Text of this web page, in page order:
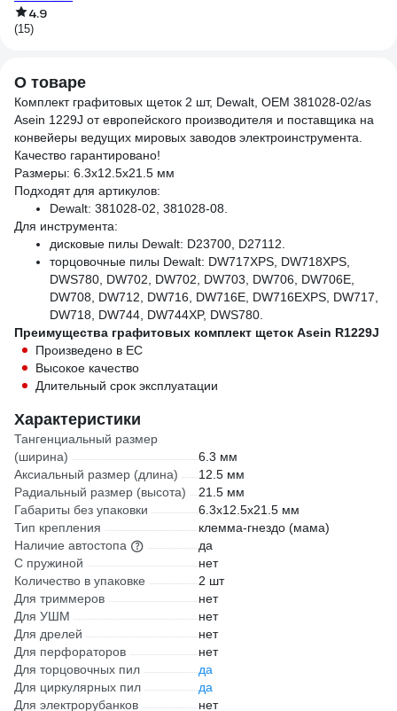
4.9
(15)
О товаре
Комплект графитовых щеток 2 шт, Dewalt, OEM 381028-02/as
Asein 1229J от европейского производителя и поставщика на
конвейеры ведущих мировых заводов электроинструмента.
Качество гарантировано!
Размеры: 6.3x12.5x21.5 мм
Подходят для артикулов:
Dеwalt: 381028-02, 381028-08.
Для инструмента:
дисковые пилы Dеwalt: D23700, D27112.
торцовочные пилы Dеwalt: DW717XPS, DW718XPS,
DWS780, DW702, DW702, DW703, DW706, DW706E,
DW708, DW712, DW716, DW716E, DW716EXPS, DW717,
DW718, DW744, DW744XP, DWS780.
Преимущества графитовых комплект щеток Asein R1229J
Произведено в ЕС
Высокое качество
Длительный срок эксплуатации
Характеристики
Тангенциальный размер
(ширина)
6.3 мм
Аксиальный размер (длина)
12.5 мм
Радиальный размер (высота)
21.5 мм
Габариты без упаковки
6.3x12.5x21.5 мм
Тип крепления
клемма-гнездо (мама)
Наличие автостопа
да
С пружиной
нет
Количество в упаковке
2 шт
Для триммеров
нет
Для УШМ
нет
Для дрелей
нет
Для перфораторов
нет
Для торцовочных пил
да
Для циркулярных пил
да
Для электрорубанков
нет